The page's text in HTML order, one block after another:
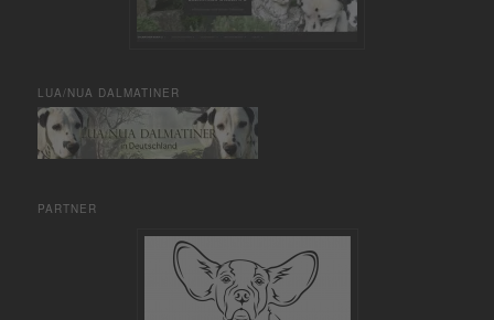
LUA/NUA DALMATINER
PARTNER